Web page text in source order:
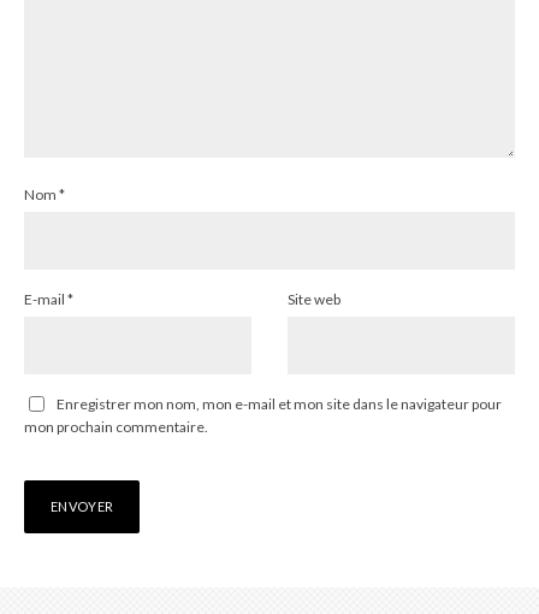
Nom *
E-mail * Site web
Enregistrer mon nom, mon e-mail et mon site dans le navigateur pour
mon prochain commentaire.